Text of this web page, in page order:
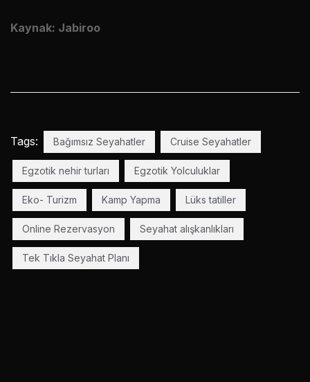
Kaynak: Jabiroo
Tags: Bağımsız Seyahatler Cruise Seyahatler
Egzotik nehir turları Egzotik Yolculuklar
Eko- Turizm Kamp Yapma Lüks tatiller
Online Rezervasyon Seyahat alışkanlıkları
Tek Tıkla Seyahat Planı